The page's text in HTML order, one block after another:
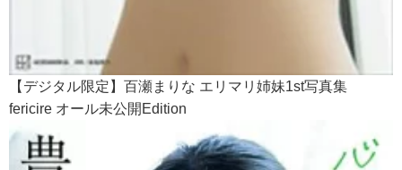
【デジタル限定】百瀬まりな エリマリ姉妹1st写真集
fericire オール未公開Edition